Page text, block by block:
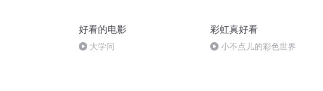
好看的电影
大学问
彩虹真好看
小不点儿的彩色世界